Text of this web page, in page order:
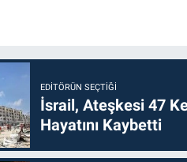
EDITÖRÜN SEÇTIĞI
İsrail, Ateşkesi 47
Hayatını Kaybetti